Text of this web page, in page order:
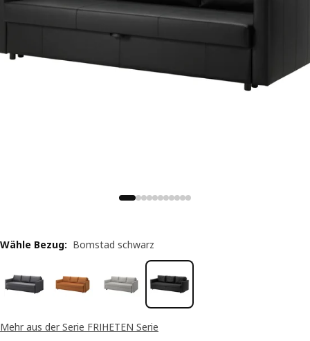
Mehr aus der Serie FRIHETEN Serie
Wähle Bezug: Bomstad schwarz